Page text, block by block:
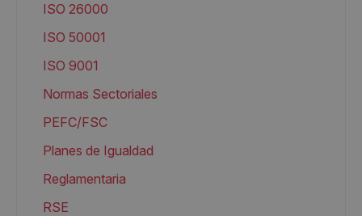
ISO 26000
ISO 50001
ISO 9001
Normas Sectoriales
PEFC/FSC
Planes de Igualdad
Reglamentaria
RSE